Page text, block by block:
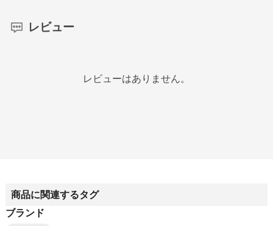
レビュー
レビューはありません。
商品に関連するタグ
ブランド